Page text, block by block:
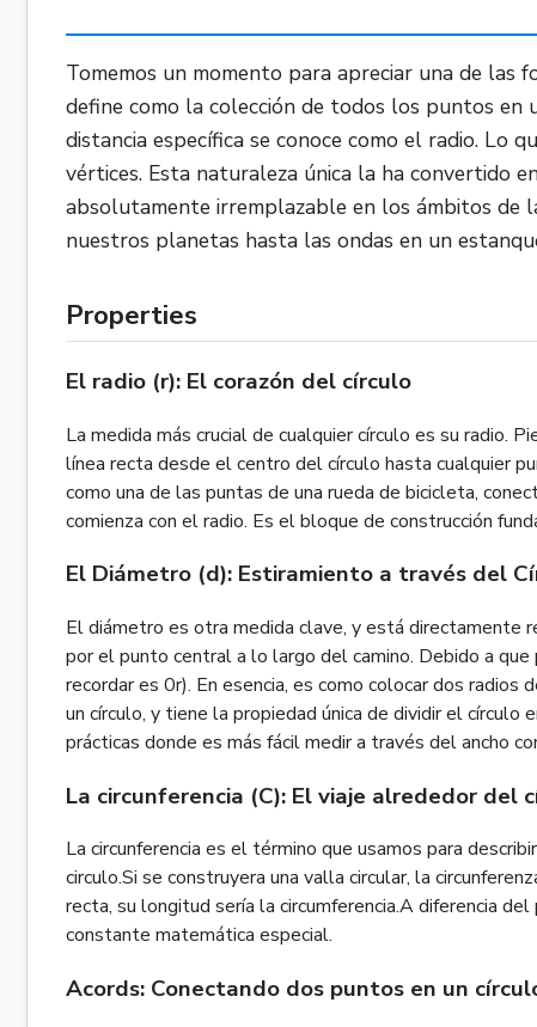
Tomemos un momento para apreciar una de las
define como la colección de todos los puntos
distancia específica se conoce como el radio. Lo
vértices. Esta naturaleza única la ha convertido
absolutamente irremplazable en los ámbitos de
nuestros planetas hasta las ondas en un
Properties
El radio (r): El corazón del círculo
La medida más crucial de cualquier círculo es su radio.
línea recta desde el centro del círculo hasta cualquier
como una de las puntas de una rueda de bicicleta,
comienza con el radio. Es el bloque de construcción
El Diámetro (d): Estiramiento a través del
El diámetro es otra medida clave, y está directamente
por el punto central a lo largo del camino. Debido a
recordar es 0r). En esencia, es como colocar dos
un círculo, y tiene la propiedad única de dividir el
prácticas donde es más fácil medir a través del ancho
La circunferencia (C): El viaje alrededor del
La circunferencia es el término que usamos para
circulo.Si se construyera una valla circular, la
recta, su longitud sería la circumferencia.A diferencia
constante matemática especial.
Acords: Conectando dos puntos en un